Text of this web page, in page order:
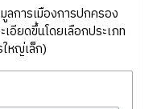
การเมืองการปกครอง
อียดขึ้นโดยเลือกประเภท
หญ่เล็ก)